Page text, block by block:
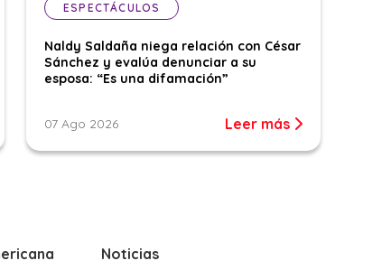
ESPECTÁCULOS
Naldy Saldaña niega relación con César
Sánchez y evalúa denunciar a su
esposa: “Es una difamación”
07 Ago 2026 Leer más
Noticias